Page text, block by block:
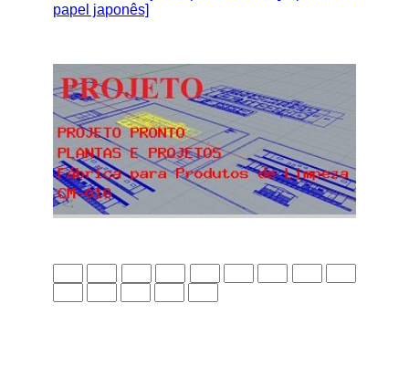
papel japonês]